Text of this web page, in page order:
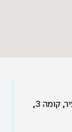
בניין עמיר, אוניברסיטת חיפה, קמפוס העיר, קומה 3,